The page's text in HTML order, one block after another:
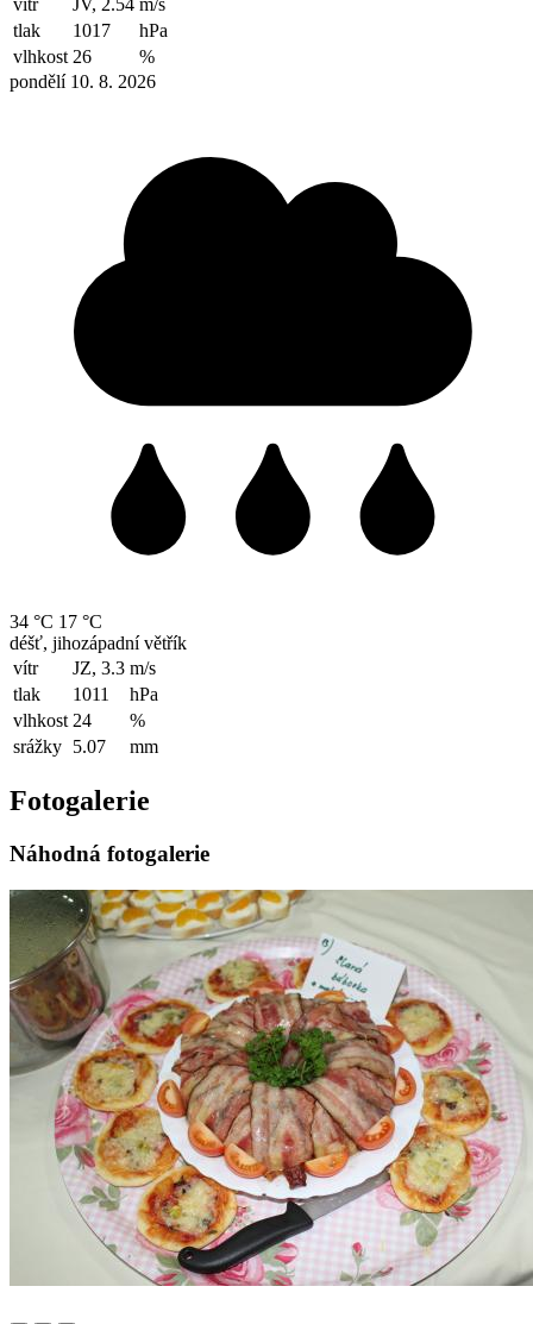
vítr JV, 2.54 m/s
tlak
1017
hPa
vlhkost 26
%
pondělí 10. 8. 2026
34 °C 17 °C
déšť, jihozápadní větřík
vítr
JZ, 3.3 m/s
tlak
1011
hPa
vlhkost 24
%
srážky 5.07 mm
Fotogalerie
Náhodná fotogalerie